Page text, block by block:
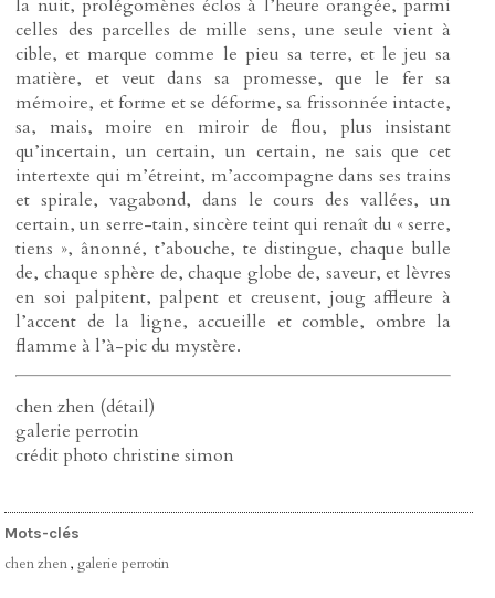
la nuit, prolégomènes éclos à l’heure orangée, parmi
celles des parcelles de mille sens, une seule vient à
cible, et marque comme le pieu sa terre, et le jeu sa
matière, et veut dans sa promesse, que le fer sa
mémoire, et forme et se déforme, sa frissonnée intacte,
sa, mais, moire en miroir de flou, plus insistant
qu’incertain, un certain, un certain, ne sais que cet
intertexte qui m’étreint, m’accompagne dans ses trains
et spirale, vagabond, dans le cours des vallées, un
certain, un serre-tain, sincère teint qui renaît du « serre,
tiens », ânonné, t’abouche, te distingue, chaque bulle
de, chaque sphère de, chaque globe de, saveur, et lèvres
en soi palpitent, palpent et creusent, joug affleure à
l’accent de la ligne, accueille et comble, ombre la
flamme à l’à-pic du mystère.
chen zhen (détail)
galerie perrotin
crédit photo christine simon
Mots-clés
chen zhen,galerie perrotin